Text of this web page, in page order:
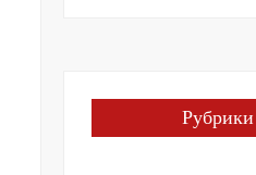
Рубрики